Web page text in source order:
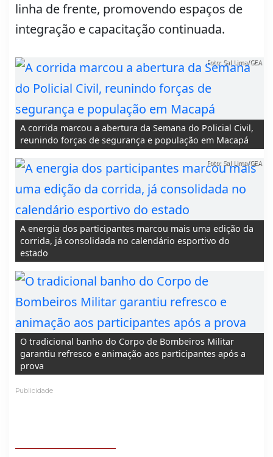
linha de frente, promovendo espaços de
integração e capacitação continuada.
A corrida marcou a abertura da Semana do Policial Civil,
reunindo forças de segurança e população em Macapá
Foto: Sal Lima/GEA
A energia dos participantes marcou mais uma edição da
corrida, já consolidada no calendário esportivo do
estado
Foto: Sal Lima/GEA
O tradicional banho do Corpo de Bombeiros Militar
garantiu refresco e animação aos participantes após a
prova
Publicidade